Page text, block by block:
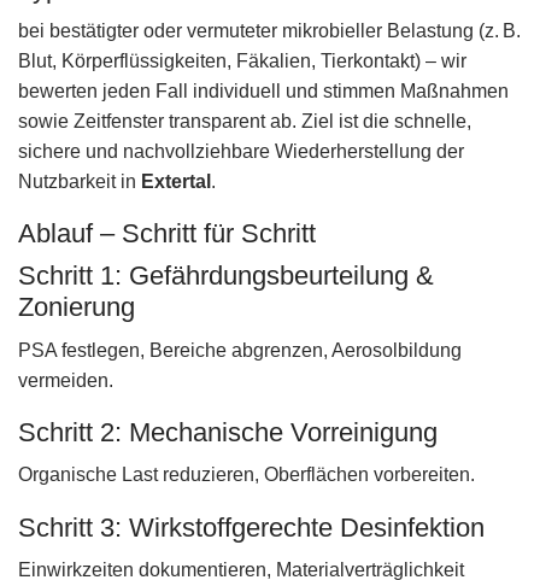
bei bestätigter oder vermuteter mikrobieller Belastung (z. B.
Blut, Körperflüssigkeiten, Fäkalien, Tierkontakt) – wir
bewerten jeden Fall individuell und stimmen Maßnahmen
sowie Zeitfenster transparent ab. Ziel ist die schnelle,
sichere und nachvollziehbare Wiederherstellung der
Nutzbarkeit in Extertal .
Ablauf – Schritt für Schritt
Schritt 1: Gefährdungsbeurteilung &
Zonierung
PSA festlegen, Bereiche abgrenzen, Aerosolbildung
vermeiden.
Schritt 2: Mechanische Vorreinigung
Organische Last reduzieren, Oberflächen vorbereiten.
Schritt 3: Wirkstoffgerechte Desinfektion
Einwirkzeiten dokumentieren, Materialverträglichkeit